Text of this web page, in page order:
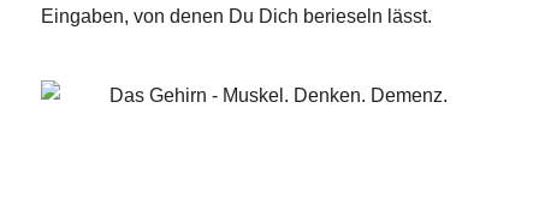
Eingaben, von denen Du Dich berieseln lässt.